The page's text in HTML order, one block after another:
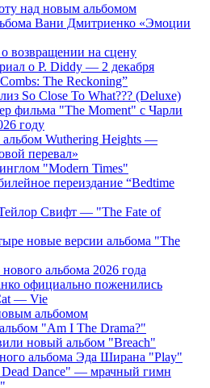
над новым альбомом
Вани Дмитриенко «Эмоции
возвращении на сцену
о P. Diddy — 2 декабря
The Reckoning”
So Close To What??? (Deluxe)
фильма "The Moment" с Чарли
году
Wuthering Heights —
перевал»
"Modern Times"
переиздание “Bedtime
Свифт — "The Fate of
новые версии альбома "The
альбома 2026 года
официально поженились
— Vie
альбомом
"Am I The Drama?"
новый альбом "Breach"
альбома Эда Ширана "Play"
Dead Dance" — мрачный гимн